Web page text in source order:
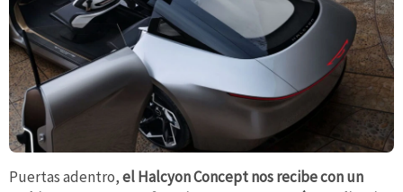
Puertas adentro,el Halcyon Concept nos recibe con un